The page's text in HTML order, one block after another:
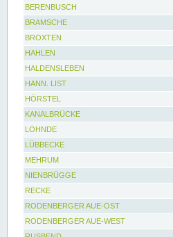
BERENBUSCH
BRAMSCHE
BROXTEN
HAHLEN
HALDENSLEBEN
HANN. LIST
HÖRSTEL
KANALBRÜCKE
LOHNDE
LÜBBECKE
MEHRUM
NIENBRÜGGE
RECKE
RODENBERGER AUE-OST
RODENBERGER AUE-WEST